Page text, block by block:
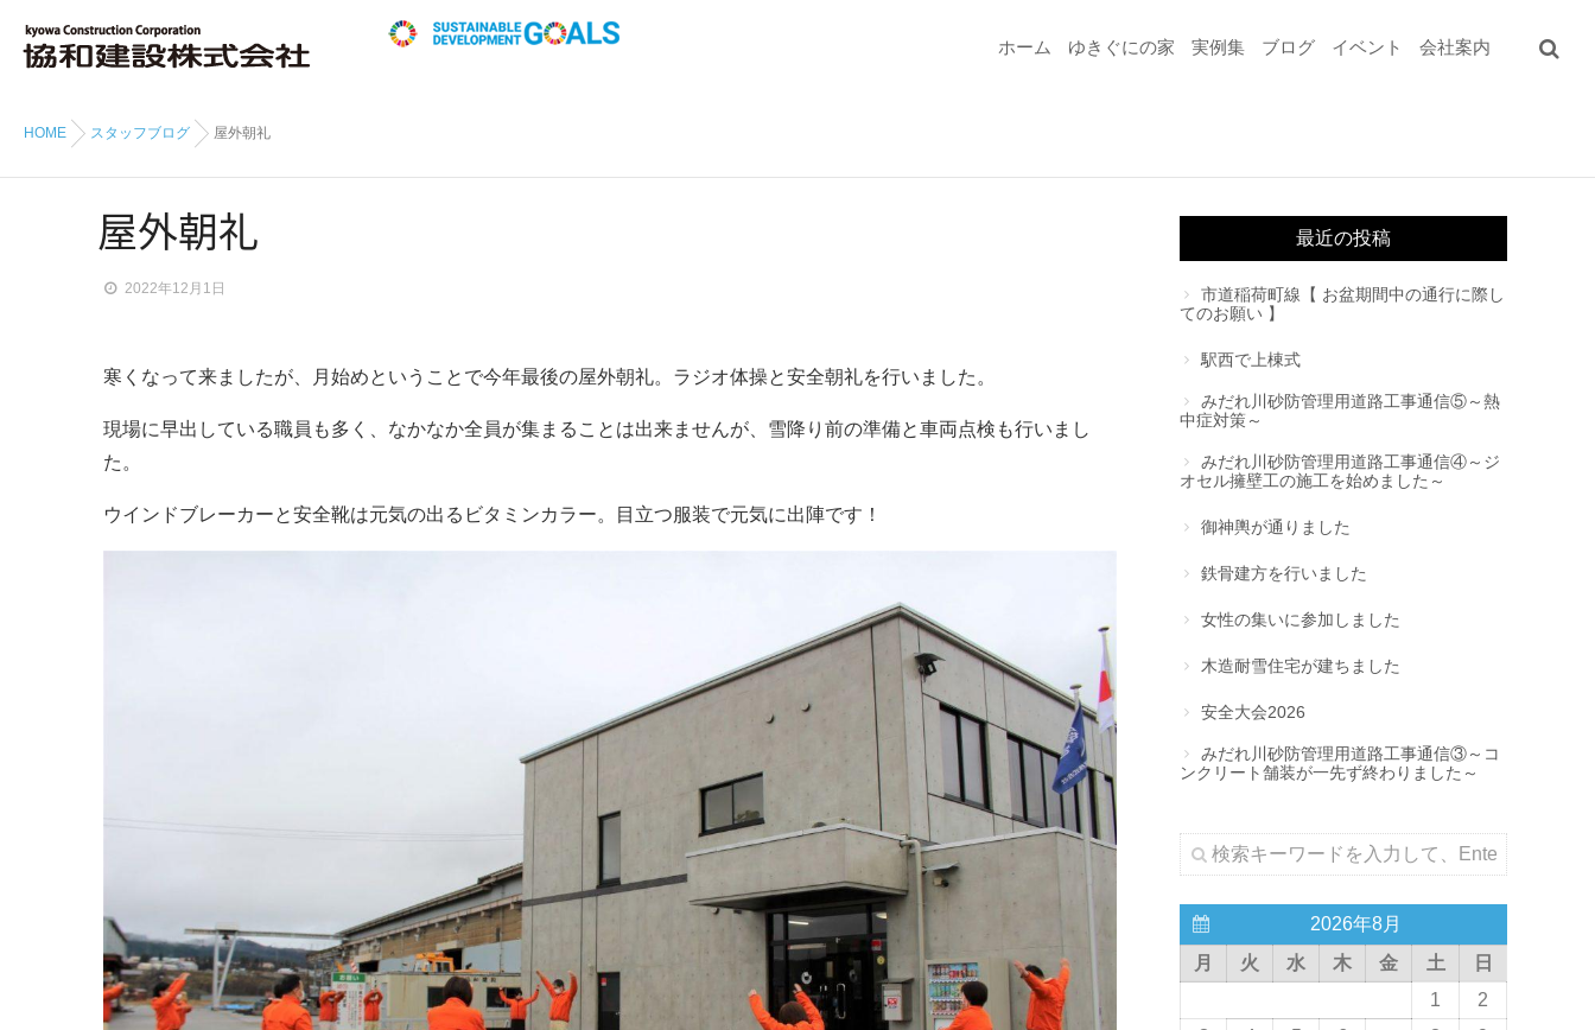
ホーム ゆきぐにの家 実例集 ブログ イベント 会社案内
HOME スタッフブログ 屋外朝礼
屋外朝礼
2022年12月1日
寒くなって来ましたが、月始めということで今年最後の屋外朝礼。ラジオ体操と安全朝礼を行いました。
現場に早出している職員も多く、なかなか全員が集まることは出来ませんが、雪降り前の準備と車両点検も行いまし
た。
ウインドブレーカーと安全靴は元気の出るビタミンカラー。目立つ服装で元気に出陣です！
最近の投稿
市道稲荷町線【 お盆期間中の通行に際し
てのお願い 】
駅西で上棟式
みだれ川砂防管理用道路工事通信⑤～熱
中症対策～
みだれ川砂防管理用道路工事通信④～ジ
オセル擁壁工の施工を始めました～
御神輿が通りました
鉄骨建方を行いました
女性の集いに参加しました
木造耐雪住宅が建ちました
安全大会2026
みだれ川砂防管理用道路工事通信③～コ
ンクリート舗装が一先ず終わりました～
2026年8月
月
火 水 木 金 土
日
1
2